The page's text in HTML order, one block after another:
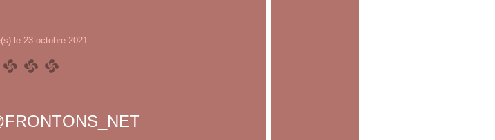
le 23 octobre 2021